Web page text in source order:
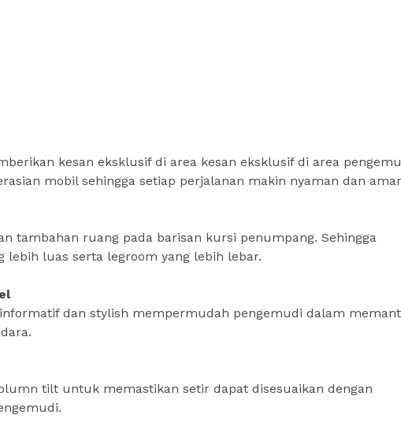
kesan eksklusif di area kesan eksklusif di area
mobil sehingga setiap perjalanan makin nyaman dan
tambahan ruang pada barisan kursi penumpang. Sehingga
lebih luas serta legroom yang lebih lebar.
dan stylish mempermudah pengemudi dalam
tilt untuk memastikan setir dapat disesuaikan dengan